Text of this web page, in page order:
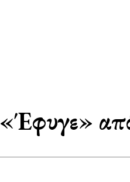
«Έφυγε»